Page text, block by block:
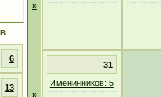
В
6
13
»
»
31
Именинников: 5